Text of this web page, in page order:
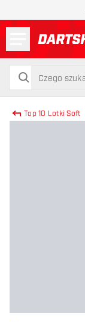
szukaj
szukaj
Top 10 Lotki Soft